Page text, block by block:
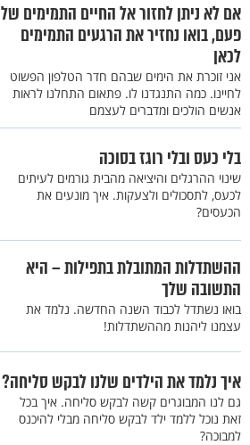
אם לא ניתן לחזור אל החיים התמימים של
פעם, בואו נחזיר את הרגעים התמימים
לכאן
אני זוכרת את הימים שבהם חדר הטלפון הפשוט
לחיינו. כמה התנגדנו לו. פתאום התחלנו לראות
אנשים הולכים ומדברים לעצמם
בלי כעס ובלי רוגז בסוכה
שינוי ההרגלים והיציאה מהבית גורמים לעיתים
לכעס, לתסכולים ולצעקות. איך מונעים את
הכעסים?
ההשתדלות המתובלת בתפילות – היא
התשובה שלך
בואו נשתדל לכבוד השנה החדשה. נלמד את
עצמנו ליהנות מההשתדלות!
איך נלמד את הילדים שלנו לבקש סליחה?
גם לנו המבוגרים קשה לבקש סליחה. איך בכל
זאת נוכל ללמד ילד לבקש סליחה מבלי להיכנס
למבוכה?